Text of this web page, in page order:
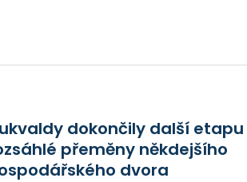
dokončily další etapu
přeměny někdejšího
dvora